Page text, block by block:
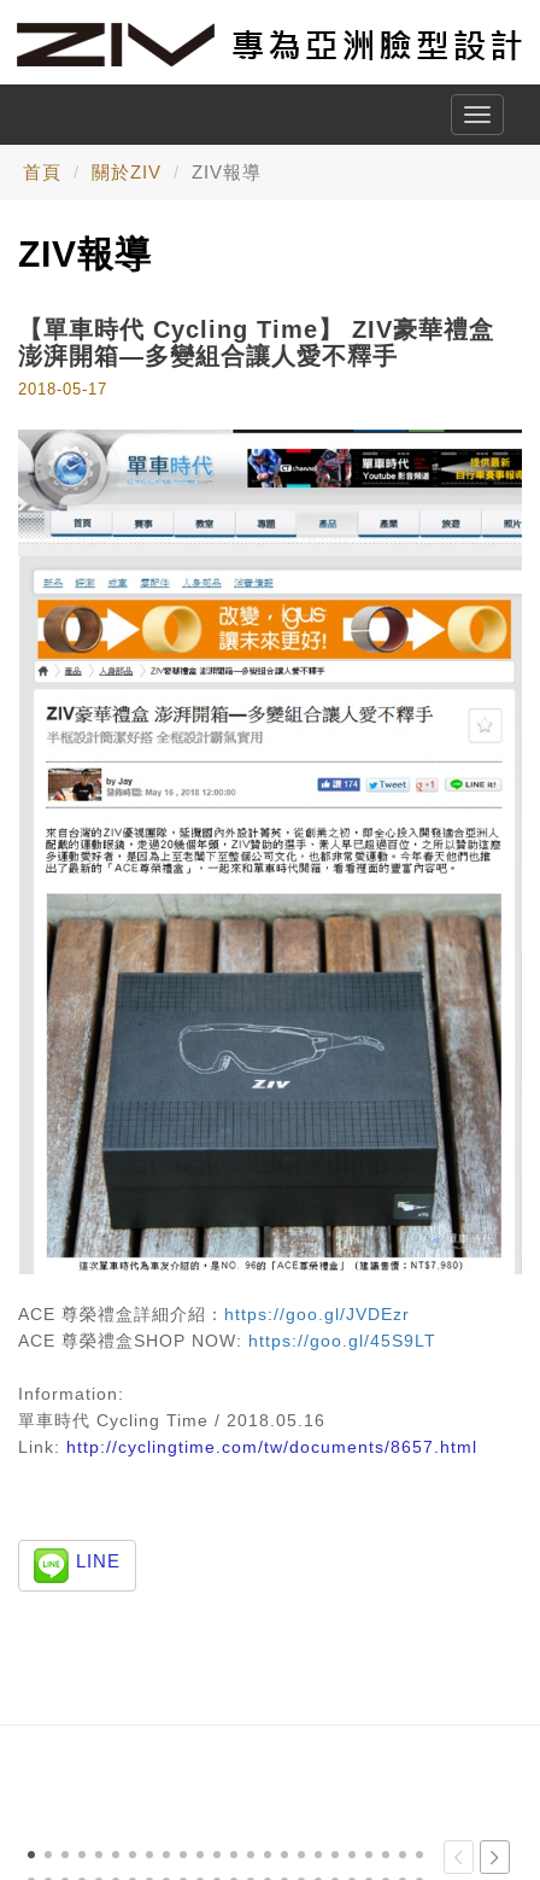
Toggle
首頁 關於ZIV ZIV報導
ZIV報導
【單車時代 Cycling Time】 ZIV豪華禮盒
澎湃開箱—多變組合讓人愛不釋手
2018-05-17
ACE 尊榮禮盒詳細介紹： https://goo.gl/JVDEzr
ACE 尊榮禮盒SHOP NOW: https://goo.gl/45S9LT
Information:
單車時代 Cycling Time / 2018.05.16
Link: http://cyclingtime.com/tw/documents/8657.html
LINE